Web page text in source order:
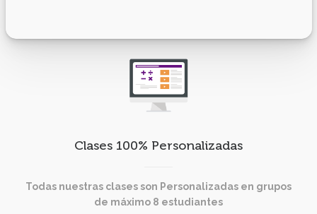
Clases 100% Personalizadas
Todas nuestras clases son Personalizadas en grupos
de máximo 8 estudiantes